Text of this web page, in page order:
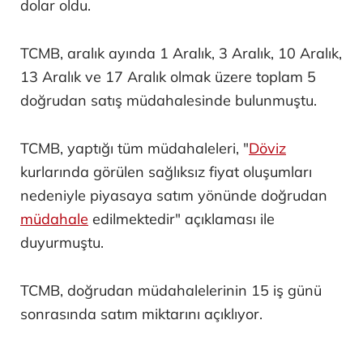
dolar oldu.
TCMB, aralık ayında 1 Aralık, 3 Aralık, 10 Aralık,
13 Aralık ve 17 Aralık olmak üzere toplam 5
doğrudan satış müdahalesinde bulunmuştu.
TCMB, yaptığı tüm müdahaleleri, "Döviz
kurlarında görülen sağlıksız fiyat oluşumları
nedeniyle piyasaya satım yönünde doğrudan
müdahale edilmektedir" açıklaması ile
duyurmuştu.
TCMB, doğrudan müdahalelerinin 15 iş günü
sonrasında satım miktarını açıklıyor.